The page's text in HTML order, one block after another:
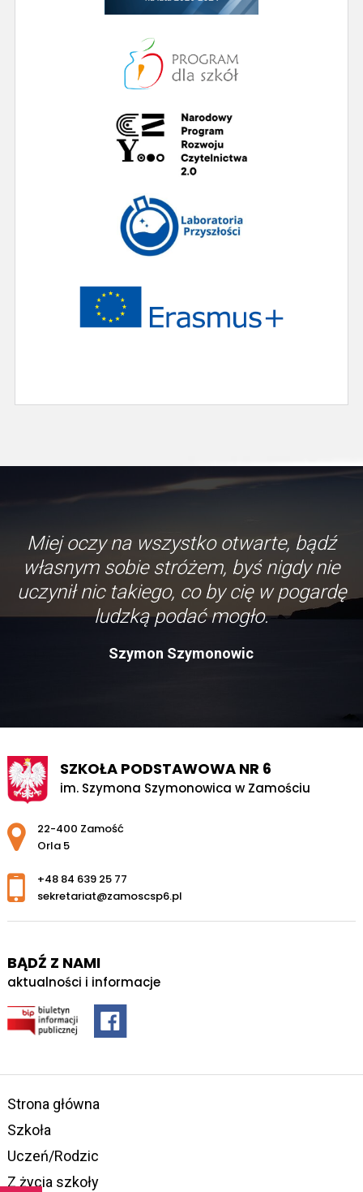
Miej oczy na wszystko otwarte, bądź
własnym sobie stróżem, byś nigdy nie
uczynił nic takiego, co by cię w pogardę
ludzką podać mogło.
Szymon Szymonowic
SZKOŁA PODSTAWOWA NR 6
im. Szymona Szymonowica w Zamościu
Adres pocztowy:
22-400 Zamość
Orla 5
+48 84 639 25 77
sekretariat@zamoscsp6.pl
BĄDŹ Z NAMI
aktualności i informacje
Strona główna
Szkoła
Uczeń/Rodzic
Z życia szkoły